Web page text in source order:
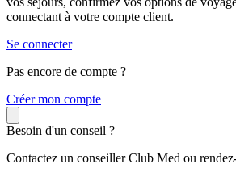
connectant à votre compte client.
Se connecter
Pas encore de compte ?
Créer mon compte
Besoin d'un conseil ?
Contactez un conseiller Club Med ou